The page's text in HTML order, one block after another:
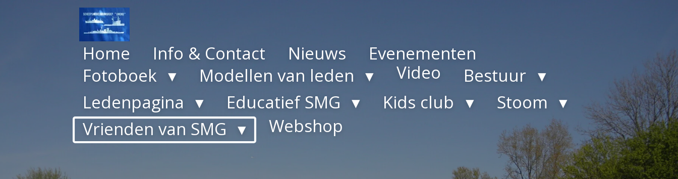
Home Info & Contact Nieuws
Evenementen
Fotoboek
Modellen van leden Video
Bestuur
Ledenpagina
Educatief SMG Kids club
Stoom
Vrienden van SMG
Webshop